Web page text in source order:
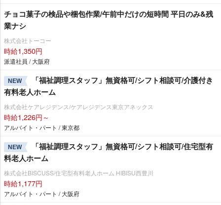
チョコ菓子の検品や梱包作業/午前中だけの短時間 平日のみ&残
業ナシ
株式会社トーコー
時給1,350円
派遣社員 / 大阪府
NEW
「福祉調理スタッフ」無資格可/シフト相談可/介護付き
有料老人ホーム
株式会社ケアレジデンス/ケアレジデンス東京アネックス
時給1,226円～
アルバイト・パート / 東京都
NEW
「福祉調理スタッフ」無資格可/シフト相談可/住宅型有
料老人ホーム
株式会社BISCUSS/住宅型有料老人ホーム HIBISU西豊川
時給1,177円
アルバイト・パート / 大阪府